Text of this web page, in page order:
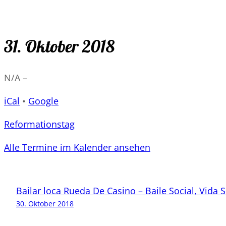
31. Oktober 2018
N/A–
iCal • Google
Reformationstag
Alle Termine im Kalender ansehen
Bailar loca Rueda De Casino – Baile Social, Vida
30. Oktober 2018